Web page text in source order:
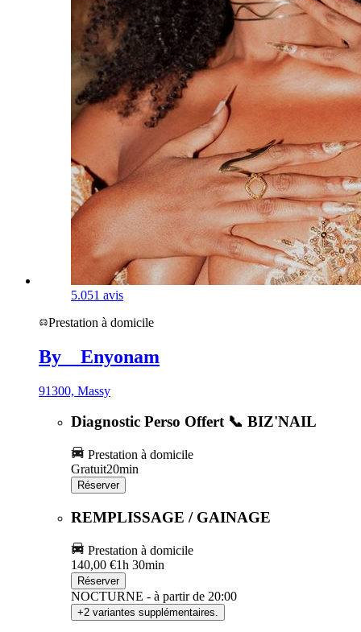
5.051 avis
Prestation à domicile
By__Enyonam
91300, Massy
Diagnostic Perso Offert 📞 BIZ'NAIL
Prestation à domicile
Gratuit20min
Réserver
REMPLISSAGE / GAINAGE
Prestation à domicile
140,00 €1h 30min
Réserver
NOCTURNE - à partir de 20:00
+2 variantes supplémentaires.